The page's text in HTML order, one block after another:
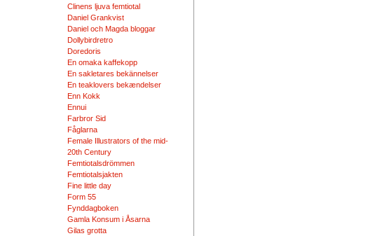
Clinens ljuva femtiotal
Daniel Grankvist
Daniel och Magda bloggar
Dollybirdretro
Doredoris
En omaka kaffekopp
En sakletares bekännelser
En teaklovers bekændelser
Enn Kokk
Ennui
Farbror Sid
Fåglarna
Female Illustrators of the mid-
20th Century
Femtiotalsdrömmen
Femtiotalsjakten
Fine little day
Form 55
Fynddagboken
Gamla Konsum i Åsarna
Gilas grotta